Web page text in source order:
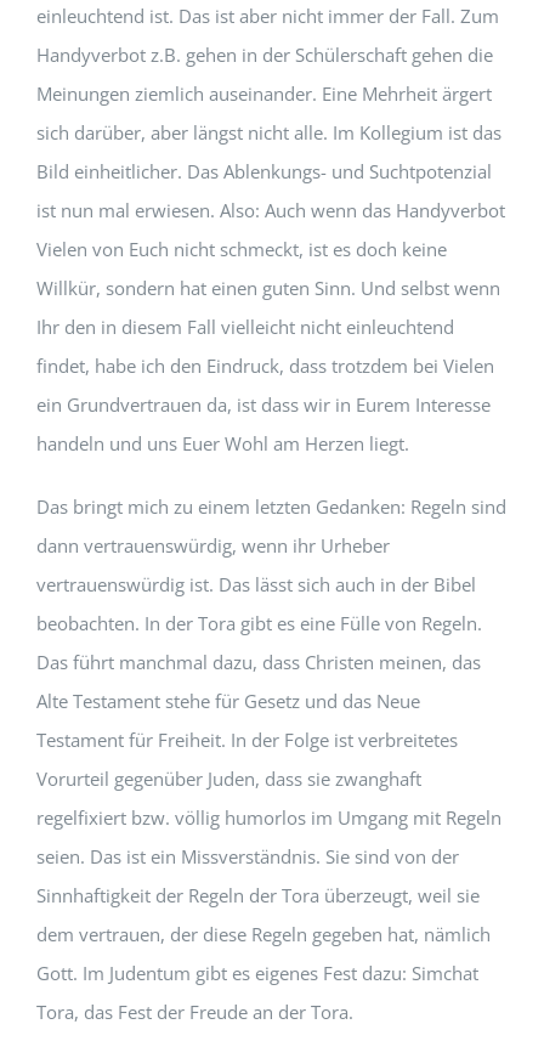
einleuchtend ist. Das ist aber nicht immer der Fall. Zum
Handyverbot z.B. gehen in der Schülerschaft gehen die
Meinungen ziemlich auseinander. Eine Mehrheit ärgert
sich darüber, aber längst nicht alle. Im Kollegium ist das
Bild einheitlicher. Das Ablenkungs- und Suchtpotenzial
ist nun mal erwiesen. Also: Auch wenn das Handyverbot
Vielen von Euch nicht schmeckt, ist es doch keine
Willkür, sondern hat einen guten Sinn. Und selbst wenn
Ihr den in diesem Fall vielleicht nicht einleuchtend
findet, habe ich den Eindruck, dass trotzdem bei Vielen
ein Grundvertrauen da, ist dass wir in Eurem Interesse
handeln und uns Euer Wohl am Herzen liegt.
Das bringt mich zu einem letzten Gedanken: Regeln sind
dann vertrauenswürdig, wenn ihr Urheber
vertrauenswürdig ist. Das lässt sich auch in der Bibel
beobachten. In der Tora gibt es eine Fülle von Regeln.
Das führt manchmal dazu, dass Christen meinen, das
Alte Testament stehe für Gesetz und das Neue
Testament für Freiheit. In der Folge ist verbreitetes
Vorurteil gegenüber Juden, dass sie zwanghaft
regelfixiert bzw. völlig humorlos im Umgang mit Regeln
seien. Das ist ein Missverständnis. Sie sind von der
Sinnhaftigkeit der Regeln der Tora überzeugt, weil sie
dem vertrauen, der diese Regeln gegeben hat, nämlich
Gott. Im Judentum gibt es eigenes Fest dazu: Simchat
Tora, das Fest der Freude an der Tora.